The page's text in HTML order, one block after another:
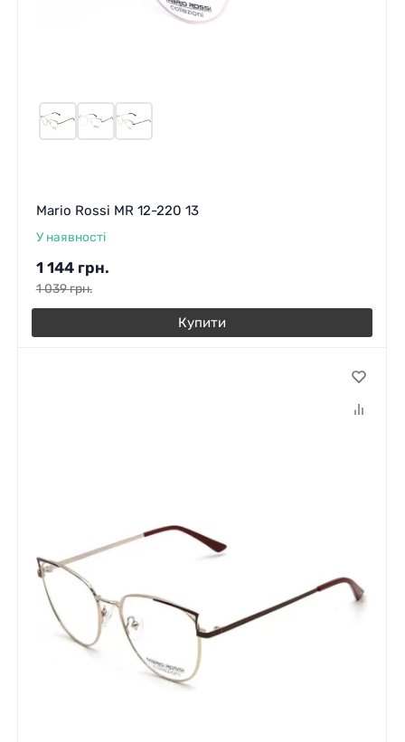
Mario Rossi MR 12-220 13
У наявності
1 144 грн.
1 039грн.
Купити